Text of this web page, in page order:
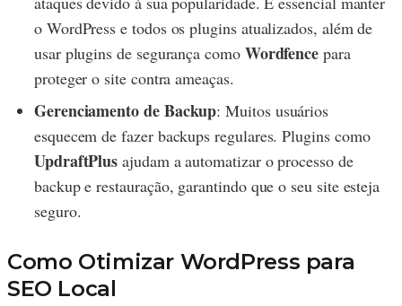
o WordPress e todos os plugins atualizados, além de
usar plugins de segurança como Wordfence para
proteger o site contra ameaças.
Gerenciamento de Backup: Muitos usuários
esquecem de fazer backups regulares. Plugins como
UpdraftPlus ajudam a automatizar o processo de
backup e restauração, garantindo que o seu site esteja
seguro.
Como Otimizar WordPress para
SEO Local